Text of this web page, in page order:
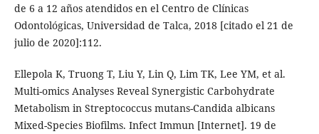
de 6 a 12 años atendidos en el Centro de Clínicas
Odontológicas, Universidad de Talca, 2018 [citado el 21 de
julio de 2020]:112.
Ellepola K, Truong T, Liu Y, Lin Q, Lim TK, Lee YM, et al.
Multi-omics Analyses Reveal Synergistic Carbohydrate
Metabolism in Streptococcus mutans-Candida albicans
Mixed-Species Biofilms. Infect Immun [Internet]. 19 de